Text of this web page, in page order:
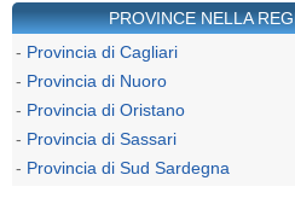
PROVINCE NELLA
- Provincia di Cagliari
- Provincia di Nuoro
- Provincia di Oristano
- Provincia di Sassari
- Provincia di Sud Sardegna